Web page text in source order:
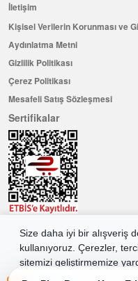
Size daha iyi bir alışveriş
kullanıyoruz. Çerezler,
sitemizi geliştirmemize
İletişim
Kişisel Verilerin Korunması ve
Aydınlatma Metni
Gizlilik Politikası
Çerez Politikası
Mesafeli Satış Sözleşmesi
Sertifikalar
Hemen Üye Olun ...ve